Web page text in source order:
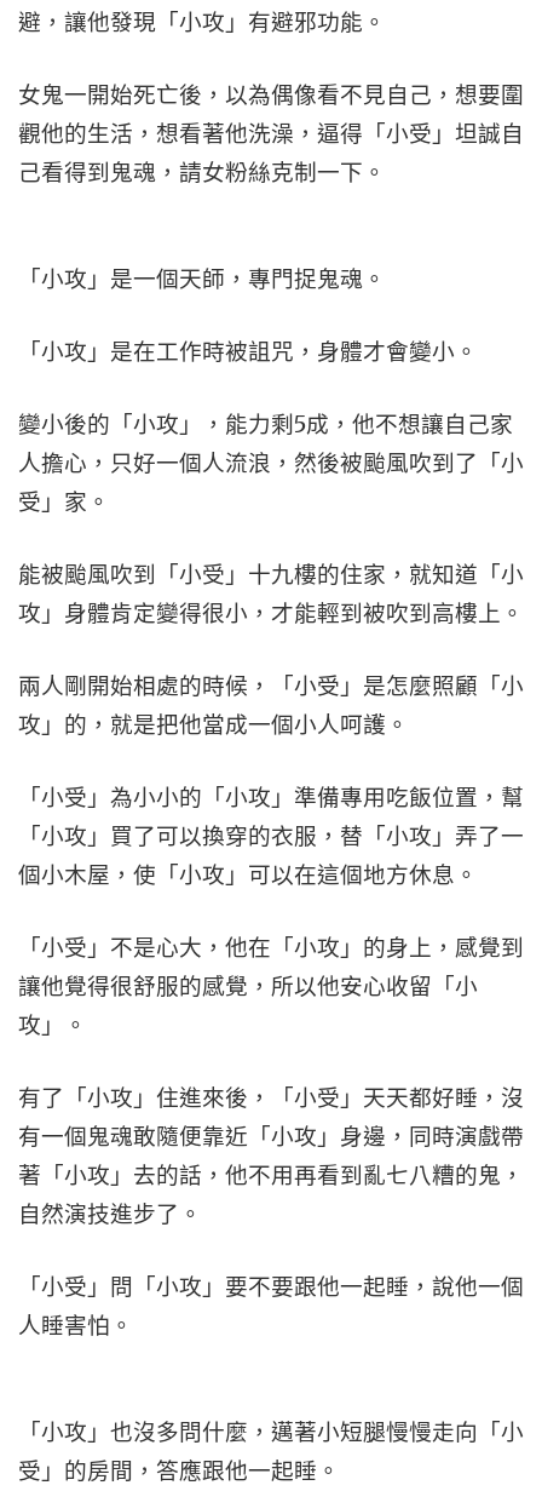
避，讓他發現「小攻」有避邪功能。
女鬼一開始死亡後，以為偶像看不見自己，想要圍
觀他的生活，想看著他洗澡，逼得「小受」坦誠自
己看得到鬼魂，請女粉絲克制一下。
「小攻」是一個天師，專門捉鬼魂。
「小攻」是在工作時被詛咒，身體才會變小。
變小後的「小攻」，能力剩5成，他不想讓自己家
人擔心，只好一個人流浪，然後被颱風吹到了「小
受」家。
能被颱風吹到「小受」十九樓的住家，就知道「小
攻」身體肯定變得很小，才能輕到被吹到高樓上。
兩人剛開始相處的時候，「小受」是怎麼照顧「小
攻」的，就是把他當成一個小人呵護。
「小受」為小小的「小攻」準備專用吃飯位置，幫
「小攻」買了可以換穿的衣服，替「小攻」弄了一
個小木屋，使「小攻」可以在這個地方休息。
「小受」不是心大，他在「小攻」的身上，感覺到
讓他覺得很舒服的感覺，所以他安心收留「小
攻」。
有了「小攻」住進來後，「小受」天天都好睡，沒
有一個鬼魂敢隨便靠近「小攻」身邊，同時演戲帶
著「小攻」去的話，他不用再看到亂七八糟的鬼，
自然演技進步了。
「小受」問「小攻」要不要跟他一起睡，說他一個
人睡害怕。
「小攻」也沒多問什麼，邁著小短腿慢慢走向「小
受」的房間，答應跟他一起睡。